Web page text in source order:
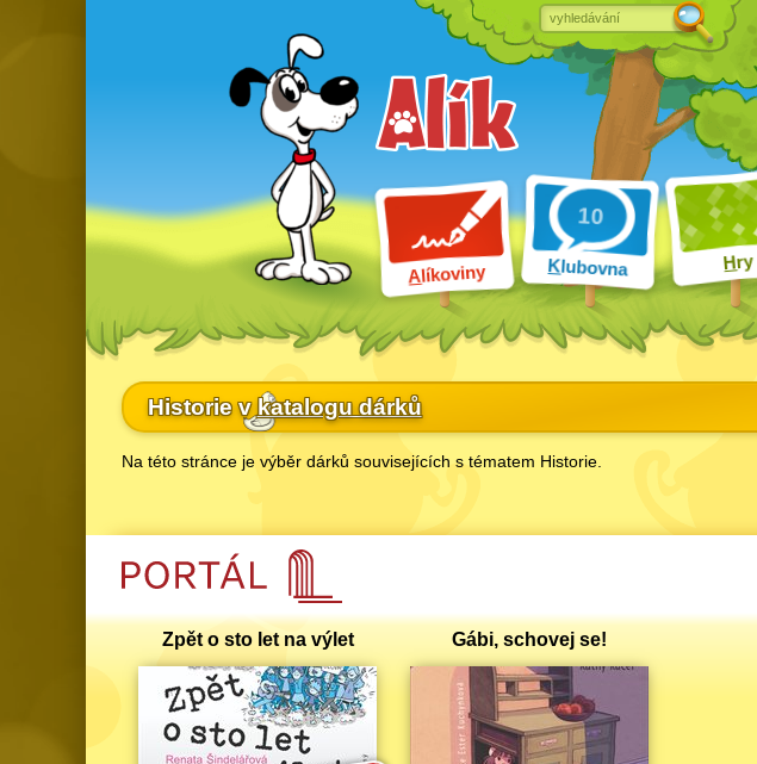
Alíkoviny Klubovna Hry
Historie vkatalogu dárků
Na této stránce je výběr dárků souvisejících s tématem Historie.
Zpět o sto let na výlet Gábi, schovej se!